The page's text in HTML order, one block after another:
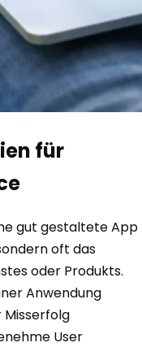
für
gut gestaltete App
oft das
oder Produkts.
Anwendung
User